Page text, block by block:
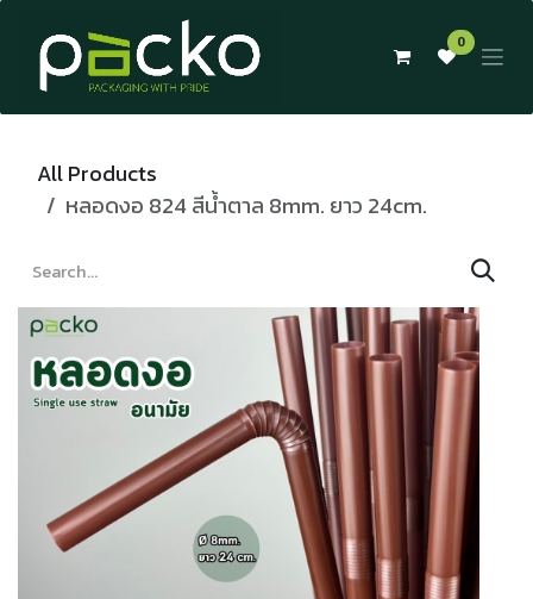
Skip to Content
0
All Products
หลอดงอ 824 สีน้ำตาล 8mm. ยาว 24cm.